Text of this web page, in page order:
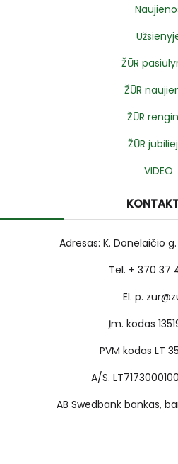
ŽŪR
ŽŪR
ŽŪR
ŽŪR
VIDEO
Adresas: K. Donelaičio
Tel. + 370 37
El. p.
Įm. kodas
PVM kodas LT
A/S.
AB Swedbank bankas,